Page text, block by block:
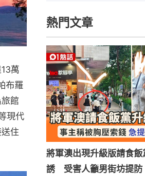
萬
布羅
館
現代
住
熱門文章
將軍澳出現升級版請食
誘 受害人籲男街坊提防